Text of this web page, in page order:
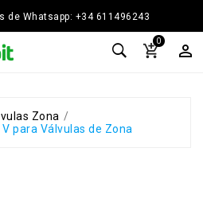
de Whatsapp: +34 611496243

0

Zona
para Válvulas de Zona